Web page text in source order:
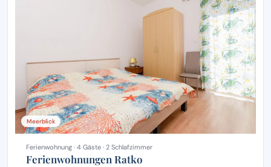
Meerblick
Ferienwohnung · 4 Gäste · 2 Schlafzimmer
Ferienwohnungen Ratko